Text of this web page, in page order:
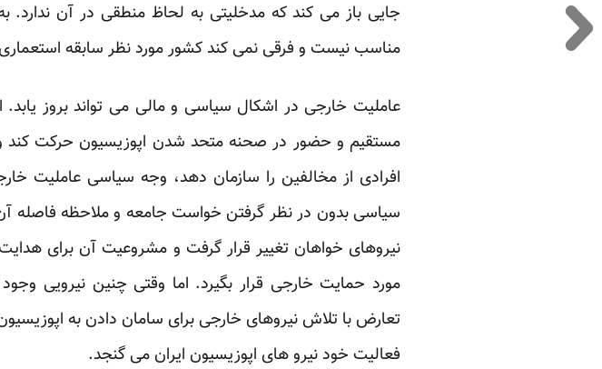
جایی باز می کند که مدخلیتی به لحاظ منطقی در آن
مناسب نیست و فرقی نمی کند کشور مورد نظر سابقه
عاملیت خارجی در اشکال سیاسی و مالی می تواند بروز یابد.
مستقیم و حضور در صحنه متحد شدن اپوزیسیون حرکت کند و
افرادی از مخالفین را سازمان دهد، وجه سیاسی عاملیت
سیاسی بدون در نظر گرفتن خواست جامعه و ملاحظه فاصله
نیروهای خواهان تغییر قرار گرفت و مشروعیت آن برای
مورد حمایت خارجی قرار بگیرد. اما وقتی چنین نیرویی
تعارض با تلاش نیروهای خارجی برای سامان دادن به
فعالیت خود نیرو های اپوزیسیون ایران می گنجد.